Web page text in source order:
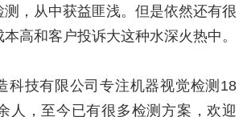
，从中获益匪浅。但是依然还有很
高和客户投诉大这种水深火热中。
科技有限公司专注机器视觉检测 18
人，至今已有很多检测方案，欢迎